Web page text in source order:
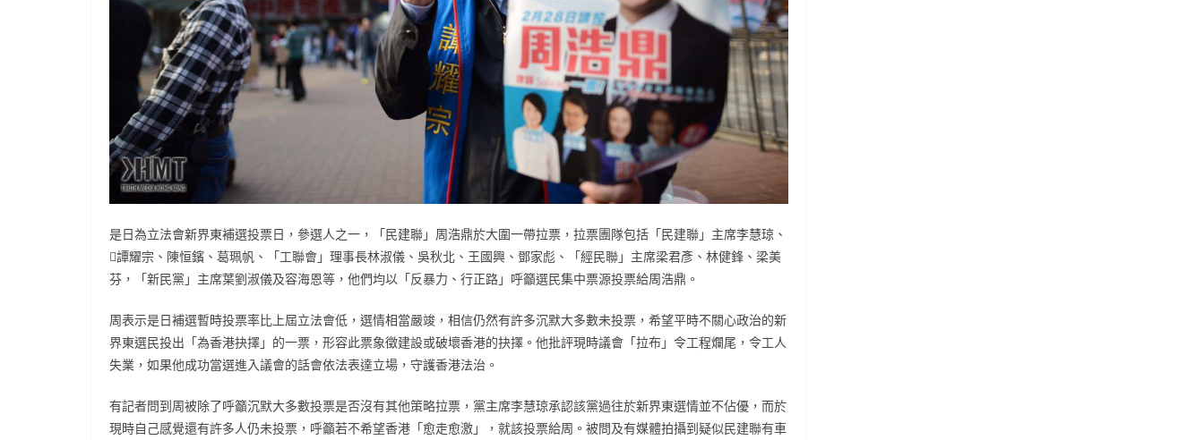
是日為立法會新界東補選投票日，參選人之一，「民建聯」周浩鼎於大圍一帶拉票，拉票團隊包括「民建聯」主席李慧琼、
譚耀宗、陳恒鑌、葛珮帆、「工聯會」理事長林淑儀、吳秋北、王國興、鄧家彪、「經民聯」主席梁君彥、林健鋒、梁美
芬，「新民黨」主席葉劉淑儀及容海恩等，他們均以「反暴力、行正路」呼籲選民集中票源投票給周浩鼎。
周表示是日補選暫時投票率比上屆立法會低，選情相當嚴竣，相信仍然有許多沉默大多數未投票，希望平時不關心政治的新
界東選民投出「為香港抉擇」的一票，形容此票象徵建設或破壞香港的抉擇。他批評現時議會「拉布」令工程爛尾，令工人
失業，如果他成功當選進入議會的話會依法表達立場，守護香港法治。
有記者問到周被除了呼籲沉默大多數投票是否沒有其他策略拉票，黨主席李慧琼承認該黨過往於新界東選情並不佔優，而於
現時自己感覺還有許多人仍未投票，呼籲若不希望香港「愈走愈激」，就該投票給周。被問及有媒體拍攝到疑似民建聯有車